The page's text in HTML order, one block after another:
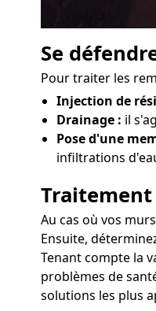
Se
Pour traiter les
Injection de
Drainage : il
Pose d'une
infiltrations
Au cas où vos
Ensuite,
Tenant compte la
problèmes de
solutions les plus